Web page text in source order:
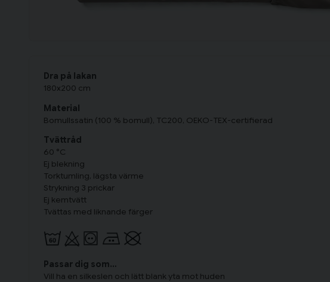
Dra på lakan
180x200 cm
Material
Bomullssatin (100 % bomull), TC200, OEKO-TEX-certifierad
Tvättråd
60 °C
Ej blekning
Torktumling, lägsta värme
Strykning 3 prickar
Ej kemtvätt
Tvättas med liknande färger
Passar dig som…
Vill ha en silkeslen och lätt blank yta mot huden